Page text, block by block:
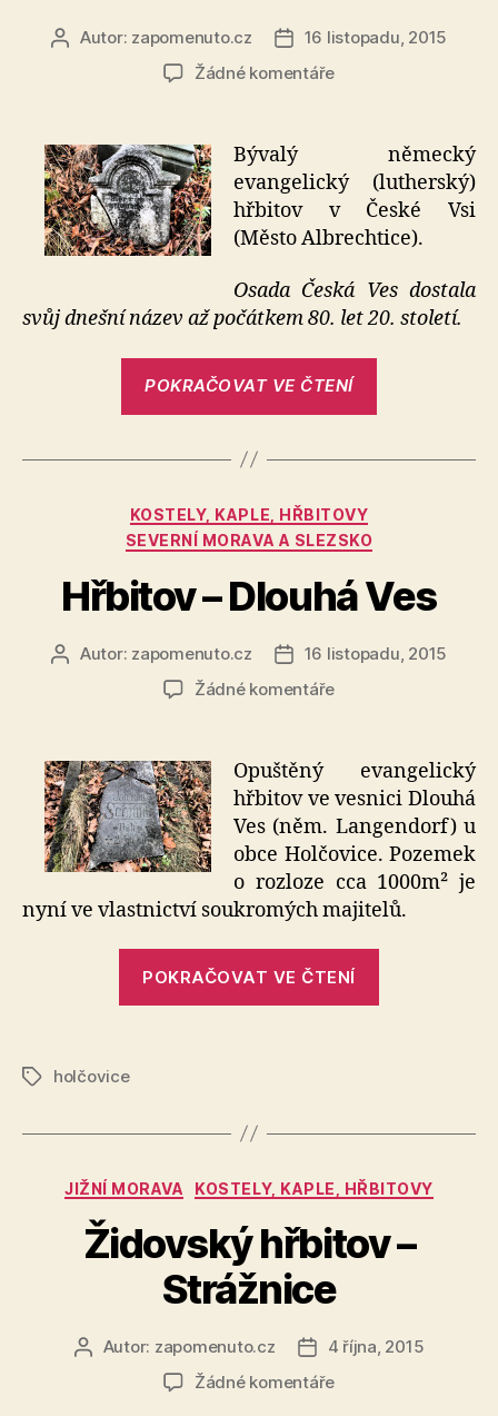
AutorAutor: zapomenuto.cz
Datum
příspěvku
16 listopadu, 2015
Žádné komentářeu
Hřbitov
–
Česká
Ves
Bývalý německý
evangelický (lutherský)
hřbitov v České Vsi
(Město Albrechtice).
Osada Česká Ves dostala
svůj dnešní název až počátkem 80. let 20. století.
POKRAČOVAT VE ČTENÍ
Ves“
Rubriky
KOSTELY, KAPLE, HŘBITOVY
SEVERNÍ MORAVA A SLEZSKO
Hřbitov – Dlouhá Ves
AutorAutor: zapomenuto.cz
Datum
příspěvku
16 listopadu, 2015
Žádné komentářeu
Hřbitov
–
Dlouhá
Ves
Opuštěný evangelický
hřbitov ve vesnici Dlouhá
Ves (něm. Langendorf) u
obce Holčovice. Pozemek
o rozloze cca 1000m² je
nyní ve vlastnictví soukromých majitelů.
POKRAČOVAT VE ČTENÍ
Štítkyholčovice
Rubriky
JIŽNÍ MORAVA KOSTELY, KAPLE, HŘBITOVY
Židovský hřbitov –
Strážnice
AutorAutor: zapomenuto.cz
Datum
příspěvku
4 října, 2015
Žádné komentářeu